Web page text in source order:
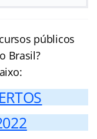
públicos
Brasil?